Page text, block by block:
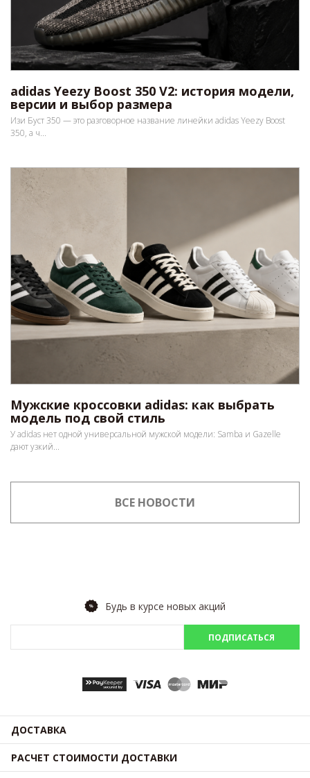
adidas Yeezy Boost 350 V2: история модели,
версии и выбор размера
Изи Буст 350 — это разговорное название линейки adidas Yeezy Boost
350, а ч...
Мужские кроссовки adidas: как выбрать
модель под свой стиль
У adidas нет одной универсальной мужской модели: Samba и Gazelle
дают узкий...
ВСЕ НОВОСТИ
Будь в курсе новых акций
ПОДПИСАТЬСЯ
ДОСТАВКА
РАСЧЕТ СТОИМОСТИ ДОСТАВКИ